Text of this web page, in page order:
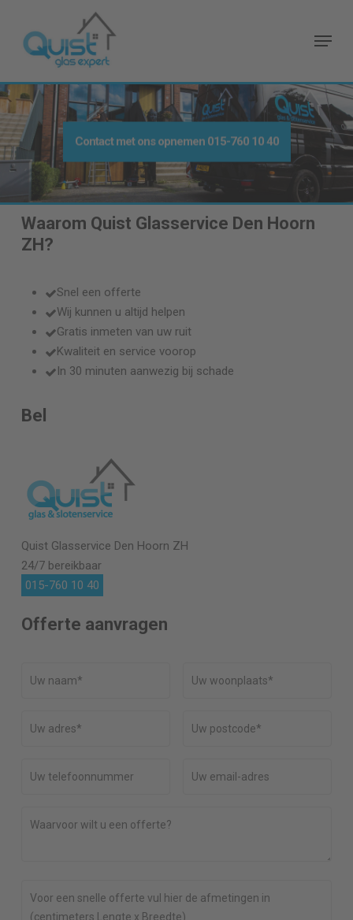
main
Menu
Contact met ons opnemen 015-760 10 40
Waarom Quist Glasservice Den Hoorn
ZH ?
Snel een offerte
Wij kunnen u altijd helpen
Gratis inmeten van uw ruit
Kwaliteit en service voorop
In 30 minuten aanwezig bij schade
Bel
Quist Glasservice Den Hoorn ZH
24/7 bereikbaar
015-760 10 40
Offerte aanvragen